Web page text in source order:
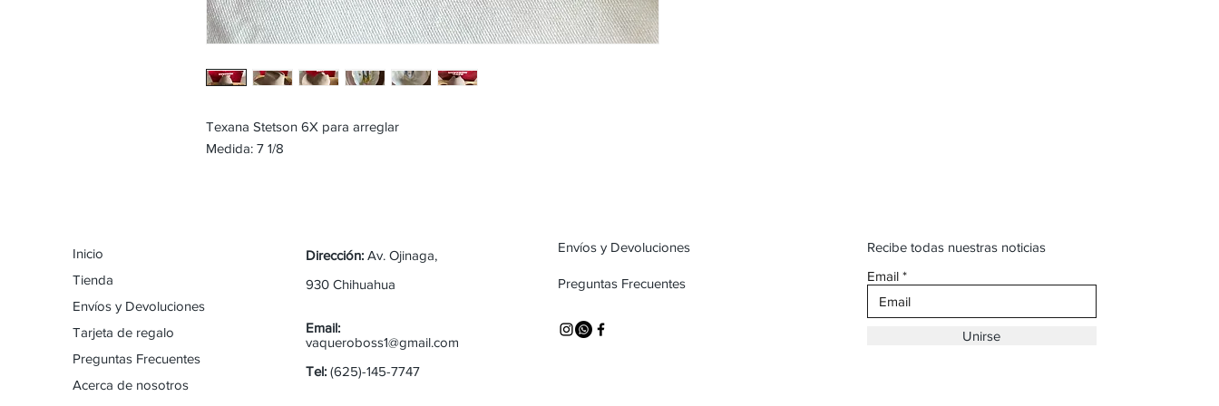
Texana Stetson 6X para arreglar
Medida: 7 1/8
Inicio
Tienda
Envíos y Devoluciones
Tarjeta de regalo
Preguntas Frecuentes
Acerca de nosotros
Dirección: Av. Ojinaga,
930 Chihuahua
Email:
vaqueroboss1@gmail.com
Tel: (625)-145-7747
Envíos y Devoluciones
Preguntas Frecuentes
Recibe todas nuestras noticias
Email
Unirse